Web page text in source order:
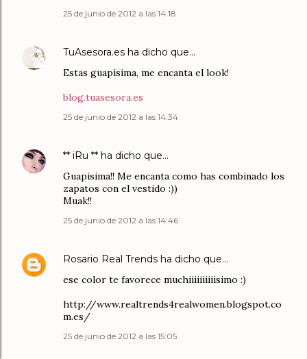
25 de junio de 2012 a las 14:18
TuAsesora.es ha dicho que…
Estas guapísima, me encanta el look!
blog.tuasesora.es
25 de junio de 2012 a las 14:34
** iRu ** ha dicho que…
Guapisima!! Me encanta como has combinado los
zapatos con el vestido :))
Muak!!
25 de junio de 2012 a las 14:46
Rosario Real Trends ha dicho que…
ese color te favorece muchiiiiiiiiiisimo :)
http://www.realtrends4realwomen.blogspot.co
m.es/
25 de junio de 2012 a las 15:05